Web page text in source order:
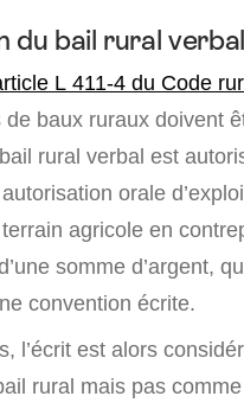
du bail rural verbal
L 411-4 du Code
de baux ruraux doivent
rural verbal est
orale
agricole en
somme d’argent,
convention écrite.
l’écrit est alors
rural mais pas